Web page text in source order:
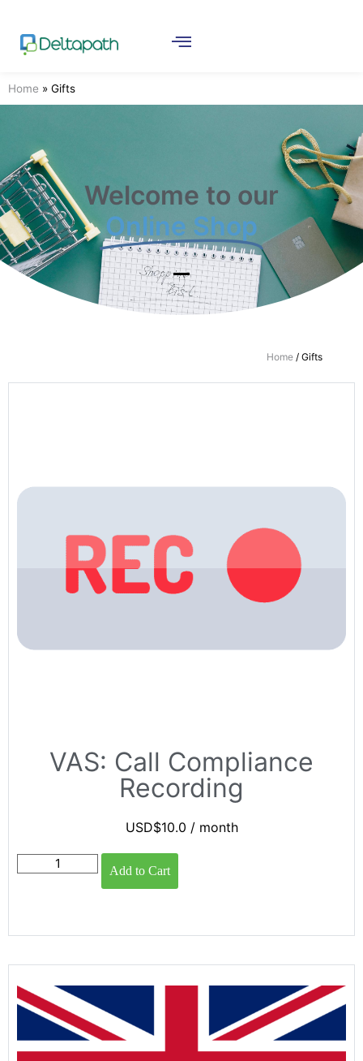
Home » Gifts
Welcome to our
Online Shop
Home / Gifts
VAS: Call Compliance
Recording
USD$10.0 / month
Add to Cart